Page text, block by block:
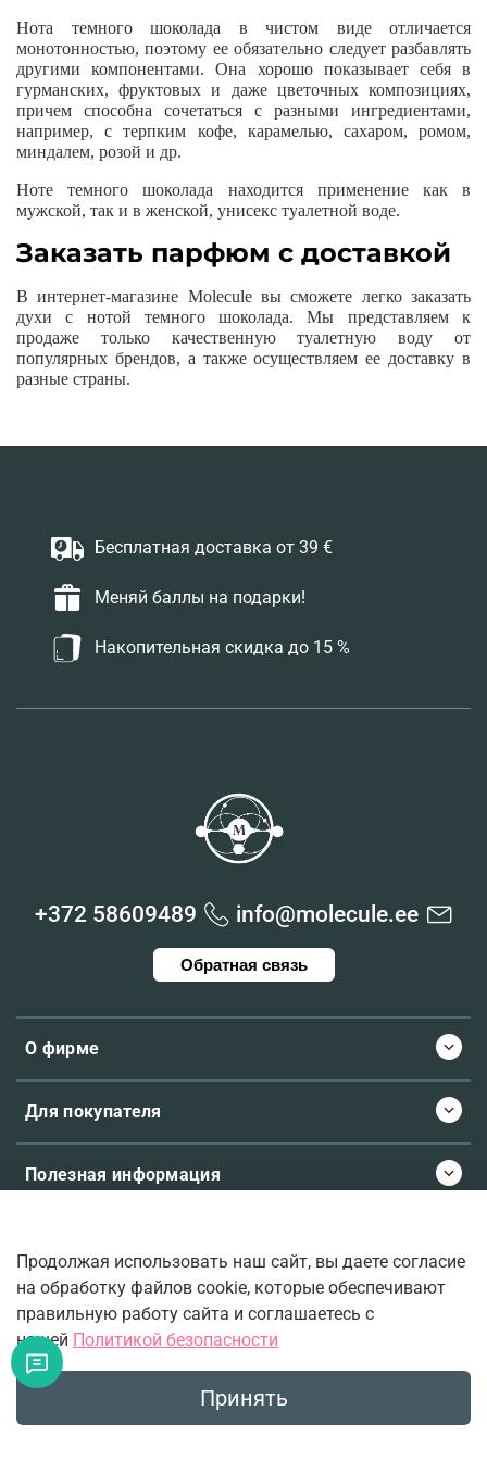
Нота темного шоколада в чистом виде отличается
монотонностью, поэтому ее обязательно следует разбавлять
другими компонентами. Она хорошо показывает себя в
гурманских, фруктовых и даже цветочных композициях,
причем способна сочетаться с разными ингредиентами,
например, с терпким кофе, карамелью, сахаром, ромом,
миндалем, розой и др.
Ноте темного шоколада находится применение как в
мужской, так и в женской, унисекс туалетной воде.
Заказать парфюм с доставкой
В интернет-магазине Molecule вы сможете легко заказать
духи с нотой темного шоколада. Мы представляем к
продаже только качественную туалетную воду от
популярных брендов, а также осуществляем ее доставку в
разные страны.
Бесплатная доставка от 39 €
Меняй баллы на подарки!
Накопительная скидка до 15 %
О фирме
Для покупателя
Полезная информация
+372 58609489 info@molecule.ee
Обратная связь
© 2026 Molecule.ee. Все права защищены
Ваш верный проводник во вселенную ароматов.
Продолжая использовать наш сайт, вы даете согласие
на обработку файлов cookie, которые обеспечивают
правильную работу сайта и соглашаетесь с
нашей Политикой безопасности
Принять